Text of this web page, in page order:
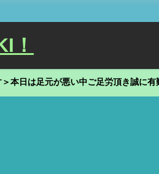
！
本日は足元が悪い中ご足労頂き誠に有